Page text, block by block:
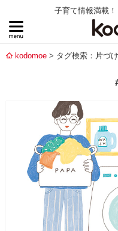
子育て情報満載
kodomoe タグ検索：片づけ